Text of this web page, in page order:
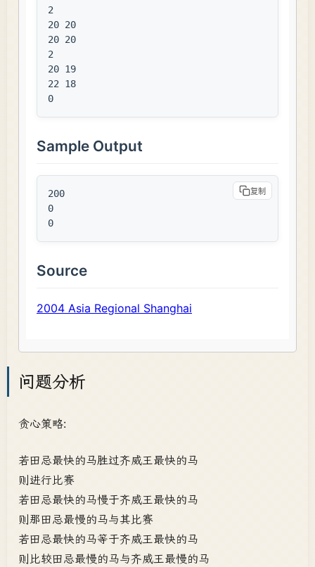
问题分析
贪心策略:
若田忌最快的马胜过齐威王最快的马
则进行比赛
若田忌最快的马慢于齐威王最快的马
则那田忌最慢的马与其比赛
若田忌最快的马等于齐威王最快的马
则比较田忌最慢的马与齐威王最慢的马